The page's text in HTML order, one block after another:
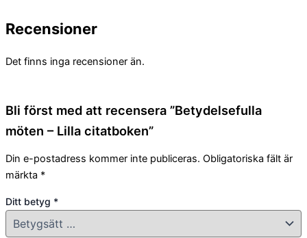
Recensioner
Det finns inga recensioner än.
Bli först med att recensera ”Betydelsefulla
möten – Lilla citatboken”
Din e-postadress kommer inte publiceras. Obligatoriska fält är
märkta *
Ditt betyg *